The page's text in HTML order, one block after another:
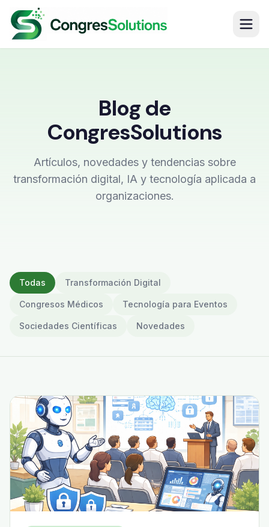
Blog de
CongresSolutions
Artículos, novedades y tendencias sobre
transformación digital, IA y tecnología aplicada a
organizaciones.
Todas Transformación Digital
Congresos Médicos Tecnología para Eventos
Sociedades Científicas Novedades